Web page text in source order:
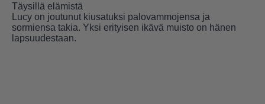
Täysillä elämistä
Lucy on joutunut kiusatuksi palovammojensa ja
sormiensa takia. Yksi erityisen ikävä muisto on hänen
lapsuudestaan.